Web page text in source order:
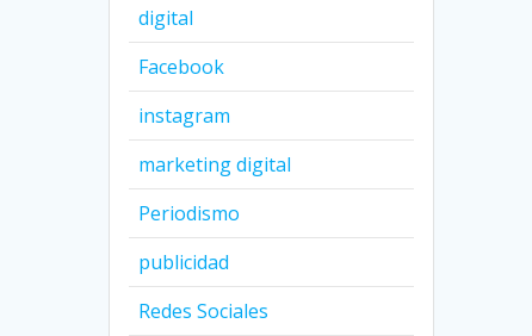
digital
Facebook
instagram
marketing digital
Periodismo
publicidad
Redes Sociales